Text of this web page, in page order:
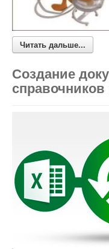
Читать дальше...
Создание